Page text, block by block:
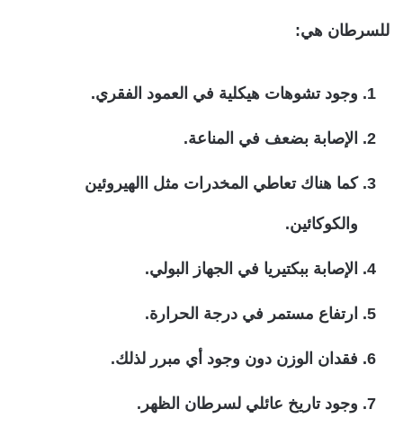
للسرطان هي:
وجود تشوهات هيكلية في العمود الفقري.
الإصابة بضعف في المناعة.
كما هناك تعاطي المخدرات مثل االهيروئين
والكوكائين.
الإصابة ببكتيريا في الجهاز البولي.
ارتفاع مستمر في درجة الحرارة.
فقدان الوزن دون وجود أي مبرر لذلك.
وجود تاريخ عائلي لسرطان الظهر.